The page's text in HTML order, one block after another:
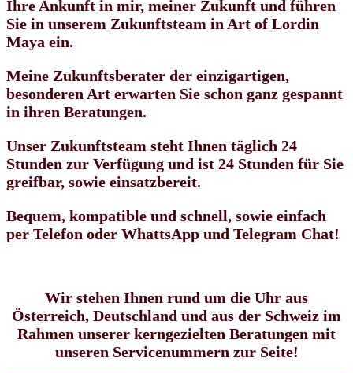
Ihre Ankunft in mir, meiner Zukunft und führen
Sie in unserem Zukunftsteam in Art of Lordin
Maya ein.
Meine Zukunftsberater der einzigartigen,
besonderen Art erwarten Sie schon ganz gespannt
in ihren Beratungen.
Unser Zukunftsteam steht Ihnen täglich 24
Stunden zur Verfügung und ist 24 Stunden für Sie
greifbar, sowie einsatzbereit.
Bequem, kompatible und schnell, sowie einfach
per Telefon oder WhattsApp und Telegram Chat!
Wir stehen Ihnen rund um die Uhr aus
Österreich, Deutschland und aus der Schweiz im
Rahmen unserer kerngezielten Beratungen mit
unseren Servicenummern zur Seite!